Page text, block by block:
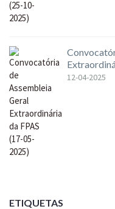
12-04-2025
ETIQUETAS